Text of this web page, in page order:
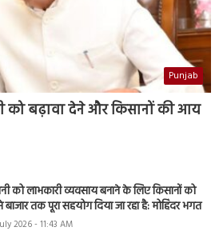
Punjab
को बढ़ावा देने और किसानों की आय
को लाभकारी व्यवसाय बनाने के लिए किसानों को
तक पूरा सहयोग दिया जा रहा है: मोहिंदर भगत
2026 - 11:43 AM